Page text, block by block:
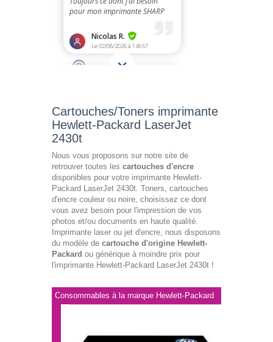
Cartouches/Toners imprimante
Hewlett-Packard LaserJet
2430t
Nous vous proposons sur notre site de
retrouver toutes les cartouches d'encre
disponibles pour votre imprimante Hewlett-
Packard LaserJet 2430t. Toners, cartouches
d'encre couleur ou noire, choisissez ce dont
vous avez besoin pour l'impression de vos
photos et/ou documents en haute qualité.
Imprimante laser ou jet d'encre, nous disposons
du modèle de cartouche d'origine Hewlett-
Packard ou générique à moindre prix pour
l'imprimante Hewlett-Packard LaserJet 2430t !
Consommables à la marque Hewlett-Packard